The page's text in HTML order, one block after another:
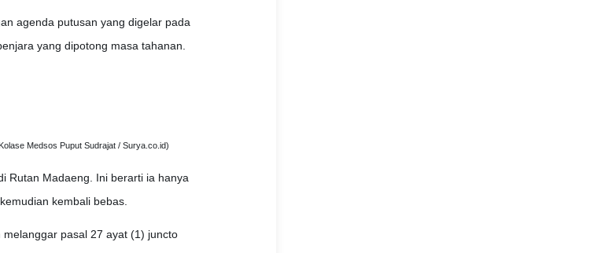
agenda putusan yang digelar pada
yang dipotong masa tahanan.
Medsos Puput Sudrajat / Surya.co.id)
Rutan Madaeng. Ini berarti ia hanya
kembali bebas.
pasal 27 ayat (1) juncto